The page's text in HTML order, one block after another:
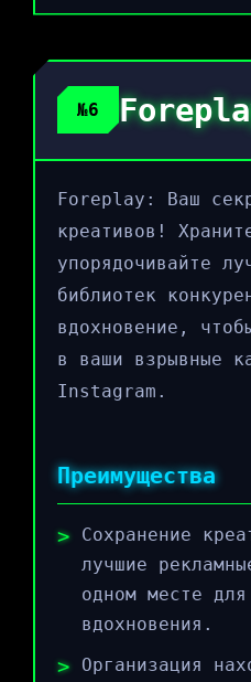
№6
Foreplay: Ваш
креативов!
упорядочивайте
библиотек
вдохновение,
в ваши взрывные
Instagram.
Преимущества
Сохранение
лучшие
одном месте
вдохновения.
Организация